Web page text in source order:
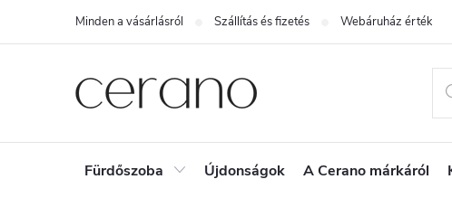
tartalomhoz
Minden a vásárlásról Szállítás és fizetés Webáruház
Fürdőszoba Újdonságok A Cerano márkáról